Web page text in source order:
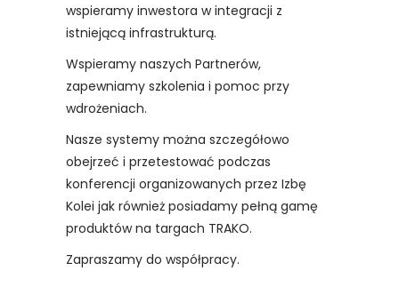
wspieramy inwestora w integracji z
istniejącą infrastrukturą.
Wspieramy naszych Partnerów,
zapewniamy szkolenia i pomoc przy
wdrożeniach.
Nasze systemy można szczegółowo
obejrzeć i przetestować podczas
konferencji organizowanych przez Izbę
Kolei jak również posiadamy pełną gamę
produktów na targach TRAKO.
Zapraszamy do współpracy.